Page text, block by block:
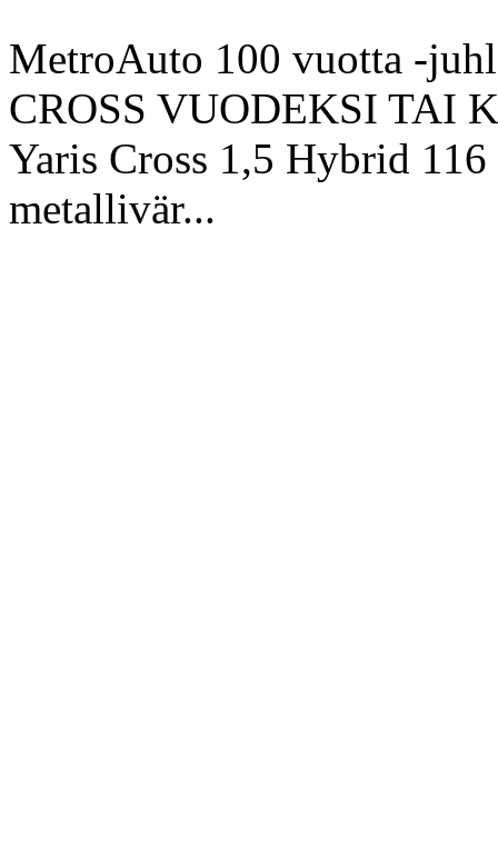
MetroAuto 100 vuotta -
CROSS VUODEKSI TAI
Yaris Cross 1,5 Hybrid
metallivär...